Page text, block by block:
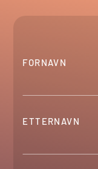
FORNAVN
ETTERNAVN